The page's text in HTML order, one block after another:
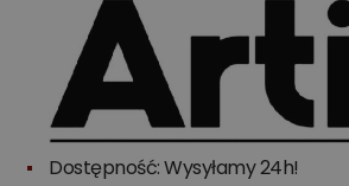
Dostępność: Wysyłamy 24h!